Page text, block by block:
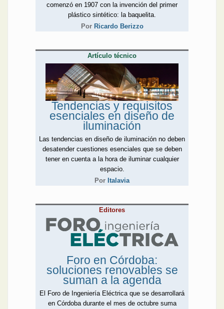
comenzó en 1907 con la invención del primer
plástico sintético: la baquelita.
Por Ricardo Berizzo
Artículo técnico
Tendencias y requisitos
esenciales en diseño de
iluminación
Las tendencias en diseño de iluminación no deben
desatender cuestiones esenciales que se deben
tener en cuenta a la hora de iluminar cualquier
espacio.
Por Italavia
Editores
Foro en Córdoba:
soluciones renovables se
suman a la agenda
El Foro de Ingeniería Eléctrica que se desarrollará
en Córdoba durante el mes de octubre suma